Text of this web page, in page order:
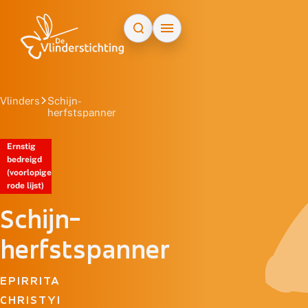
Vlinders
Schijn-
herfstspanner
Ernstig
bedreigd
(voorlopige
rode lijst)
Schijn-
herfstspanner
EPIRRITA
CHRISTYI